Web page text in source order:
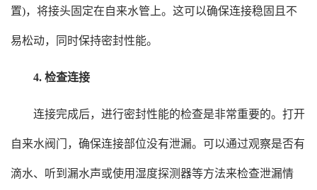
置)，将接头固定在自来水管上。这可以确保连接稳固且不
易松动，同时保持密封性能。
4. 检查连接
连接完成后，进行密封性能的检查是非常重要的。打开
自来水阀门，确保连接部位没有泄漏。可以通过观察是否有
滴水、听到漏水声或使用湿度探测器等方法来检查泄漏情